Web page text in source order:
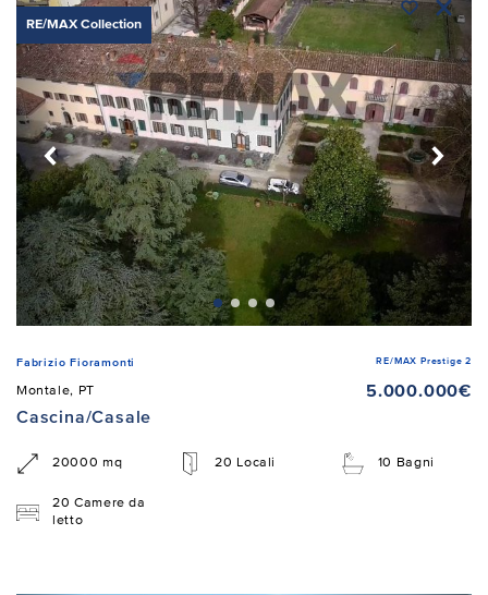
RE/MAX Collection
Fabrizio Fioramonti RE/MAX Prestige 2
Montale, PT
5.000.000€
Cascina/Casale
20000 mq 20 Locali 10 Bagni
20 Camere da
letto